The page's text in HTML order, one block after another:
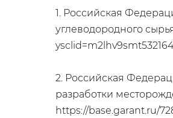
1. Российская
углеводородного
2. Российская
разработки
https://base.garant.ru/